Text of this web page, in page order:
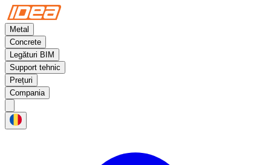
Metal
Concrete
Legături BIM
Support tehnic
Prețuri
Compania